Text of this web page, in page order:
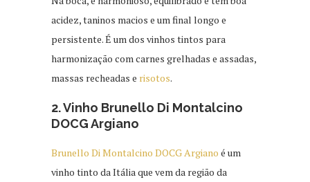
acidez, taninos macios e um final longo e
persistente. É um dos vinhos tintos para
harmonização com carnes grelhadas e assadas,
massas recheadas e risotos.
2. Vinho Brunello Di Montalcino
DOCG Argiano
Brunello Di Montalcino DOCG Argiano é um
vinho tinto da Itália que vem da região da